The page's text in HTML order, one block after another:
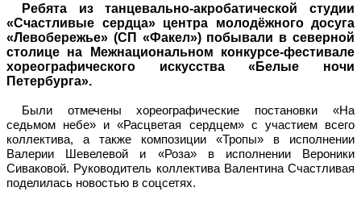
Ребята из танцевально-акробатической студии
«Счастливые сердца» центра молодёжного досуга
«Левобережье» (СП «Факел») побывали в северной
столице на Межнациональном конкурсе-фестивале
хореографического искусства «Белые ночи
Петербурга».
Были отмечены хореографические постановки «На
седьмом небе» и «Расцветая сердцем» с участием всего
коллектива, а также композиции «Тропы» в исполнении
Валерии Шевелевой и «Роза» в исполнении Вероники
Сиваковой. Руководитель коллектива Валентина Счастливая
поделилась новостью в соцсетях.